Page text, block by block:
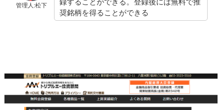
管理人:松下
奨銘柄を得ることができる